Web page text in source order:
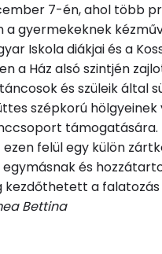
7-én, ahol több
a gyermekeknek
Iskola diákjai és a
a Ház alsó szintjén
és szüleik
szépkorú
támogatására.
felül egy külön
és
kezdőthetett a
Bettina